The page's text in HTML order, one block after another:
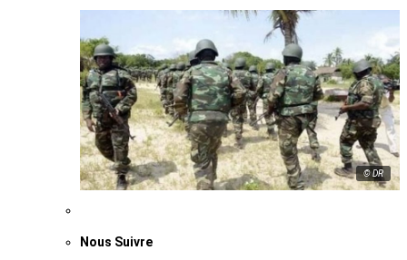
© DR
Nous Suivre